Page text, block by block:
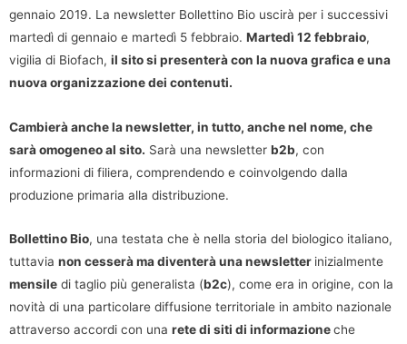
gennaio 2019. La newsletter Bollettino Bio uscirà per i successivi
martedì di gennaio e martedì 5 febbraio. Martedì 12 febbraio,
vigilia di Biofach, il sito si presenterà con la nuova grafica e una
nuova organizzazione dei contenuti.
Cambierà anche la newsletter, in tutto, anche nel nome, che
sarà omogeneo al sito. Sarà una newsletter b2b, con
informazioni di filiera, comprendendo e coinvolgendo dalla
produzione primaria alla distribuzione.
Bollettino Bio, una testata che è nella storia del biologico italiano,
tuttavia non cesserà ma diventerà una newsletter inizialmente
mensile di taglio più generalista (b2c), come era in origine, con la
novità di una particolare diffusione territoriale in ambito nazionale
attraverso accordi con una rete di siti di informazioneche